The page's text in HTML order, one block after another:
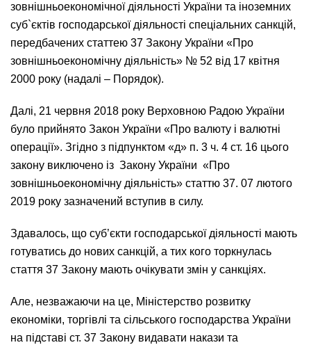
зовнішньоекономічної діяльності України та іноземних
суб`єктів господарської діяльності спеціальних санкцій,
передбачених статтею 37 Закону України «Про
зовнішньоекономічну діяльність» № 52 від 17 квітня
2000 року (надалі – Порядок).
Далі, 21 червня 2018 року Верховною Радою України
було прийнято Закон України «Про валюту і валютні
операції». Згідно з підпунктом «д» п. 3 ч. 4 ст. 16 цього
закону виключено із Закону України «Про
зовнішньоекономічну діяльність» статтю 37. 07 лютого
2019 року зазначений вступив в силу.
Здавалось, що суб’єкти господарської діяльності мають
готуватись до нових санкцій, а тих кого торкнулась
стаття 37 Закону мають очікувати змін у санкціях.
Але, незважаючи на це, Міністерство розвитку
економіки, торгівлі та сільського господарства України
на підставі ст. 37 Закону видавати накази та